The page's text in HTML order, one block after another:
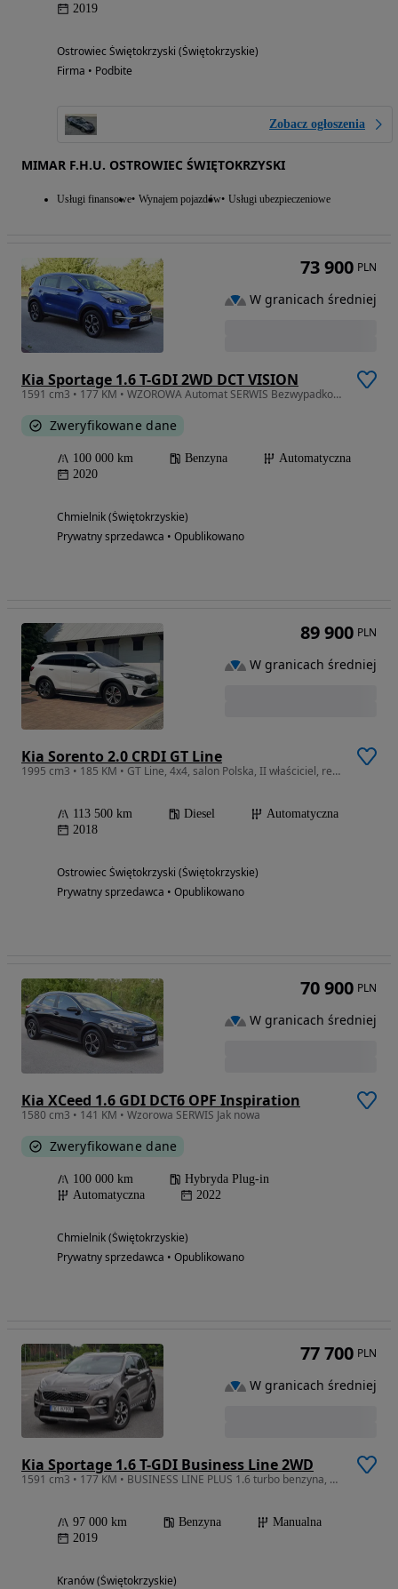
2019
Ostrowiec Świętokrzyski (Świętokrzyskie)
Firma • Podbite
Zobacz ogłoszenia
MIMAR F.H.U. OSTROWIEC ŚWIĘTOKRZYSKI
Usługi finansowe Wynajem pojazdów Usługi ubezpieczeniowe
Kia Sportage 1.6 T-GDI 2WD DCT VISION
1591 cm3 • 177 KM • WZOROWA Automat SERWIS Bezwypadkowa
Zweryfikowane dane
100 000 km Benzyna
Automatyczna
2020
Chmielnik (Świętokrzyskie)
Prywatny sprzedawca • Opublikowano
73 900 PLN
W granicach średniej
Kia Sorento 2.0 CRDI GT Line
1995 cm3 • 185 KM • GT Line, 4x4, salon Polska, II właściciel, regularnie serwisowany
113 500 km Diesel
Automatyczna
2018
Ostrowiec Świętokrzyski (Świętokrzyskie)
Prywatny sprzedawca • Opublikowano
89 900 PLN
W granicach średniej
Kia XCeed 1.6 GDI DCT6 OPF Inspiration
1580 cm3 • 141 KM • Wzorowa SERWIS Jak nowa
Zweryfikowane dane
100 000 km
Hybryda Plug-in
Automatyczna
2022
Chmielnik (Świętokrzyskie)
Prywatny sprzedawca • Opublikowano
70 900 PLN
W granicach średniej
Kia Sportage 1.6 T-GDI Business Line 2WD
1591 cm3 • 177 KM • BUSINESS LINE PLUS 1.6 turbo benzyna, Salon Polska, Bezwypadkowy
97 000 km Benzyna
Manualna
2019
Kranów (Świętokrzyskie)
77 700 PLN
W granicach średniej